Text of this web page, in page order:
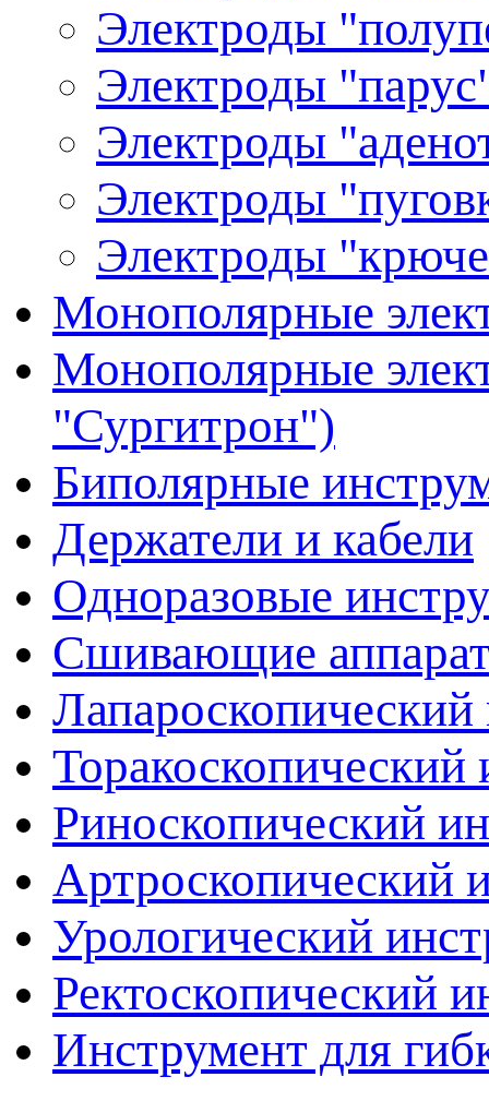
Электроды
Электроды
Электроды
Электроды
Электроды
Монополярные
Монополярные
"Сургитрон")
Биполярные
Держатели и кабели
Одноразовые
Сшивающие
Лапароскопический
Торакоскопический
Риноскопический
Артроскопический
Урологический
Ректоскопический
Инструмент для